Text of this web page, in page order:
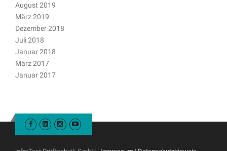
August 2019
März 2019
Dezember 2018
Juli 2018
Januar 2018
März 2017
Januar 2017